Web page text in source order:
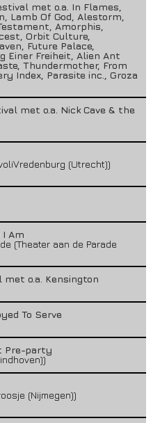
met o.a. In Flames,
Lamb Of God, Alestorm,
Amorphis,
Orbit Culture,
Future Palace,
Einer Freiheit, Alien Ant
Thundermother, From
Index, Parasite inc., Groza
met o.a. Nick Cave & the
(Utrecht))
Am
(Theater aan de Parade
met o.a. Kensington
To Serve
Pre-party
(Nijmegen))